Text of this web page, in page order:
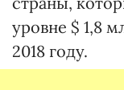
уровне $ 1,8
2018 году.